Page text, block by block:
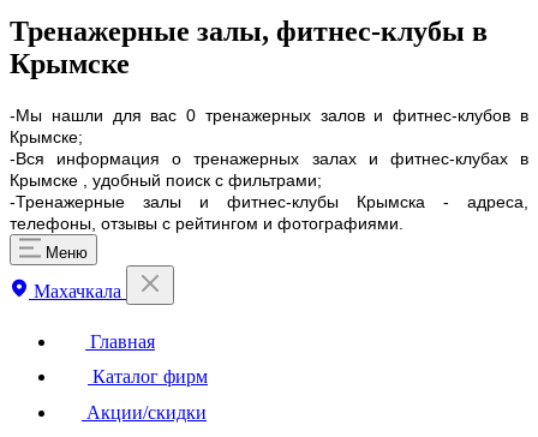
Тренажерные залы, фитнес-клубы в
Крымске
-Мы нашли для вас 0 тренажерных залов и фитнес-клубов в
Крымске;
-Вся информация о тренажерных залах и фитнес-клубах в
Крымске , удобный поиск с фильтрами;
-Тренажерные залы и фитнес-клубы Крымска - адреса,
телефоны, отзывы с рейтингом и фотографиями.
Меню
Махачкала
Главная
Каталог фирм
Акции/скидки